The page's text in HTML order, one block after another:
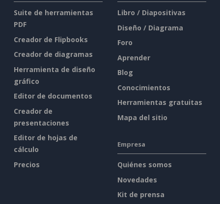
Suite de herramientas
PDF
Creador de Flipbooks
Creador de diagramas
Herramienta de diseño
gráfico
Editor de documentos
Creador de
presentaciones
Editor de hojas de
cálculo
Precios
Libro / Diapositivas
Diseño / Diagrama
Foro
Aprender
Blog
Conocimientos
Herramientas gratuitas
Mapa del sitio
Empresa
Quiénes somos
Novedades
Kit de prensa